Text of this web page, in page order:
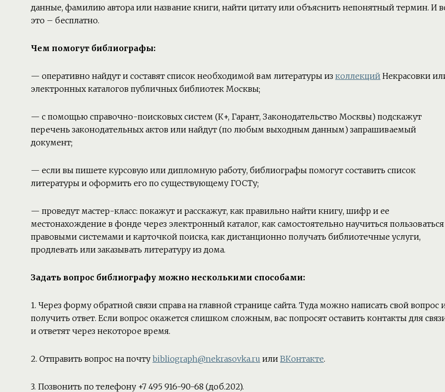
данные, фамилию автора или название книги, найти цитату или объяснить непонятный термин. И
это – бесплатно.
Чем помогут библиографы:
— оперативно найдут и составят список необходимой вам литературы из коллекций Некрасовки
электронных каталогов публичных библиотек Москвы;
— с помощью справочно-поисковых систем (К+, Гарант, Законодательство Москвы) подскажут
перечень законодательных актов или найдут (по любым выходным данным) запрашиваемый
документ;
— если вы пишете курсовую или дипломную работу, библиографы помогут составить список
литературы и оформить его по существующему ГОСТу;
— проведут мастер-класс: покажут и расскажут, как правильно найти книгу, шифр и ее
местонахождение в фонде через электронный каталог, как самостоятельно научиться пользоваться
правовыми системами и карточкой поиска, как дистанционно получать библиотечные услуги,
продлевать или заказывать литературу из дома.
Задать вопрос библиографу можно несколькими способами:
1. Через форму обратной связи справа на главной странице сайта. Туда можно написать свой вопрос
получить ответ. Если вопрос окажется слишком сложным, вас попросят оставить контакты для
и ответят через некоторое время.
2. Отправить вопрос на почту bibliograph@nekrasovka.ru или ВКонтакте.
3. Позвонить по телефону +7 495 916-90-68 (доб.202).